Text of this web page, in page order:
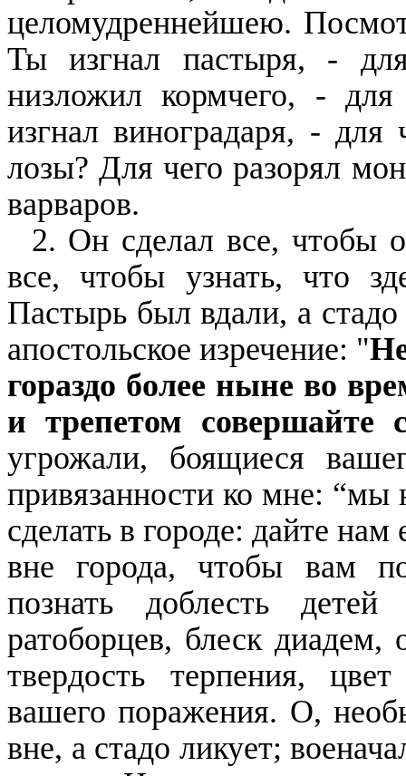
целомудреннейшею.
Ты изгнал пастыря, -
низложил кормчего, -
изгнал виноградаря, - для
лозы? Для чего разорял
варваров.
2. Он сделал все, чтобы
все, чтобы узнать, что
Пастырь был вдали, а
апостольское изречение: "
гораздо более ныне во
и трепетом совершайте
угрожали, боящиеся
привязанности ко мне: “мы
сделать в городе: дайте
вне города, чтобы вам
познать доблесть
ратоборцев, блеск диадем,
твердость терпения,
вашего поражения. О,
вне, а стадо ликует;